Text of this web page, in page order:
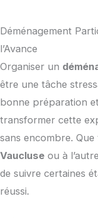
Déménagement
l’Avance
Organiser un
être une tâche
bonne préparation
transformer cette
sans encombre. Que
Vaucluse ou à
de suivre certaines
réussi.